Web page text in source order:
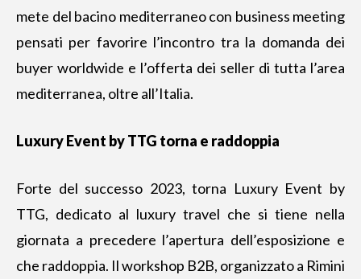
mete del bacino mediterraneo con business meeting
pensati per favorire l’incontro tra la domanda dei
buyer worldwide e l’offerta dei seller di tutta l’area
mediterranea, oltre all’Italia.
Luxury Event by TTG torna e raddoppia
Forte del successo 2023, torna Luxury Event by
TTG, dedicato al luxury travel che si tiene nella
giornata a precedere l’apertura dell’esposizione e
che raddoppia. Il workshop B2B, organizzato a Rimini